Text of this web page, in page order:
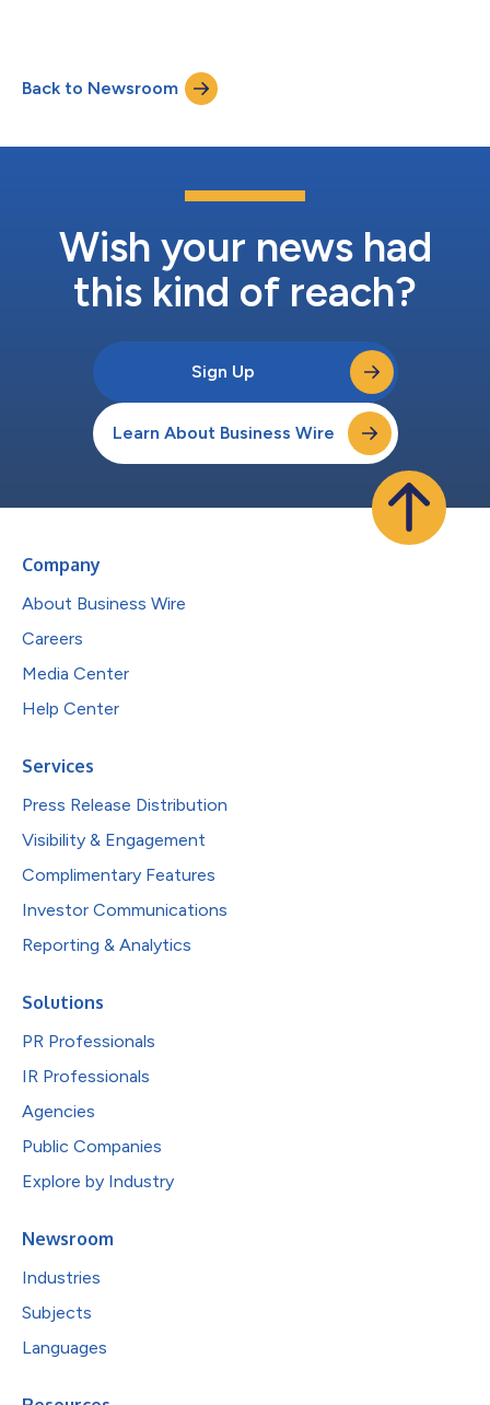
sodalizio al Web Summit che si tiene questo novembre a
Lisbona. “Crediamo che le società in rapida crescita oggi
Back to Newsroom
Wish your news had
this kind of reach?
Sign Up
Learn About Business Wire
Company
About Business Wire
Careers
Media Center
Help Center
Services
Press Release Distribution
Visibility & Engagement
Complimentary Features
Investor Communications
Reporting & Analytics
Solutions
PR Professionals
IR Professionals
Agencies
Public Companies
Explore by Industry
Newsroom
Industries
Subjects
Languages